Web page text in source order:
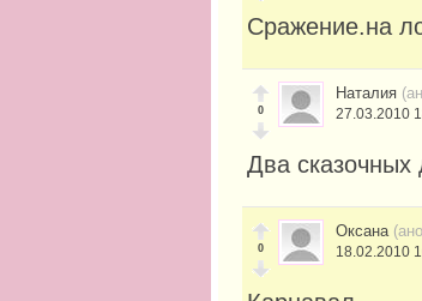
Сражение.на
0
Наталия
27.03.2010
Два сказочных
0
Оксана
18.02.2010